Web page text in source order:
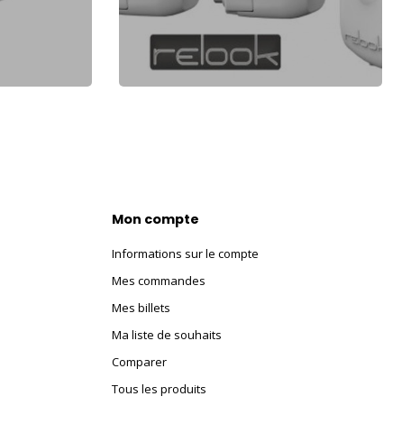
Mon compte
Informations sur le compte
Mes commandes
Mes billets
Ma liste de souhaits
Comparer
Tous les produits